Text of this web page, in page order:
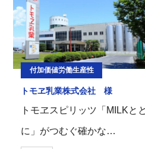
加価値労働生産性
ヱ乳業株式会社 様
ヱスピリッツ「MILKととも
がつむぐ確かな…